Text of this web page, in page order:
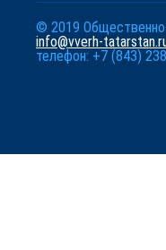
© 2019
info@vverh-
телефон: +7 (843)